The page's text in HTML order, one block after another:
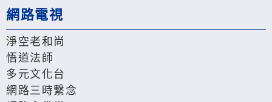
網路電視
淨空老和尚
悟道法師
多元文化台
網路三時繫念